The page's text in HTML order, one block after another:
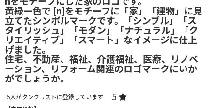
黄緑一色で [n]をモチーフに「家」「建物」に見
立てたシンボルマークです。「シンプル」「ス
タイリッシュ」「モダン」「ナチュラル」「ク
リエイティブ」「スマート」なイメージに仕上
げました。
住宅、不動産、福祉、介護福祉、医療、リノベ
ーション、リフォーム関連のロゴマークにいか
がでしょうか。
5人がタンクリストに登録しています 5